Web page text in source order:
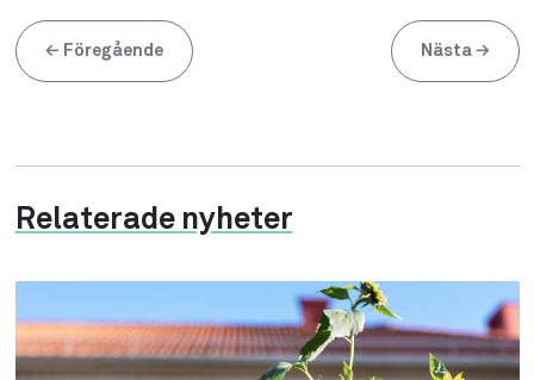
← Föregående Nästa →
Relaterade nyheter